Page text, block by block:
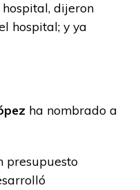
dijeron
hospital; y ya
ha nombrado a
presupuesto